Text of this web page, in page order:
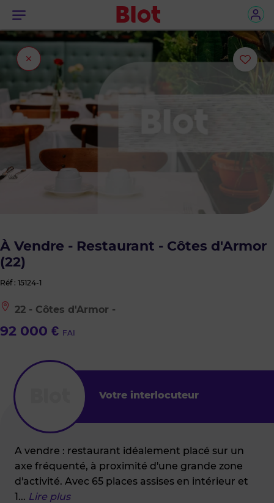
Menu
Fermer
l'onglet
des
À Vendre - Restaurant - Côtes d'Armor
(22)
Réf : 15124-1
92 000 € FAI
Le
bien
est
situé
Côtes
d'Armor
22 - Côtes d'Armor -
Votre interlocuteur
A vendre : restaurant idéalement placé sur un
axe fréquenté, à proximité d'une grande zone
d'activité. Avec 65 places assises en intérieur et
1... Lire plus